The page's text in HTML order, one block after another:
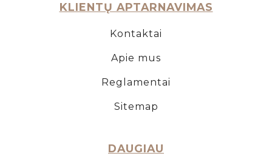
KLIENTŲ APTARNAVIMAS
Kontaktai
Apie mus
Reglamentai
Sitemap
DAUGIAU